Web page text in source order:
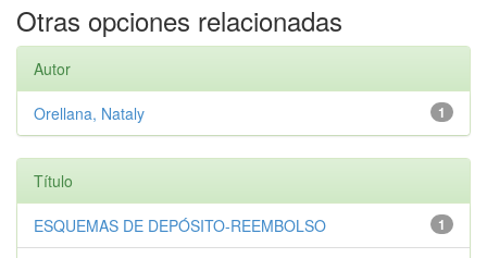
Otras opciones relacionadas
Autor
1
Orellana, Nataly
Título
1
ESQUEMAS DE DEPÓSITO-REEMBOLSO